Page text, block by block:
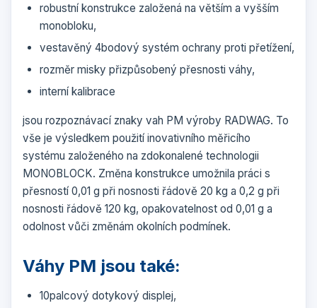
robustní konstrukce založená na větším a vyšším
monobloku,
vestavěný 4bodový systém ochrany proti přetížení,
rozměr misky přizpůsobený přesnosti váhy,
interní kalibrace
jsou rozpoznávací znaky vah PM výroby RADWAG. To
vše je výsledkem použití inovativního měřicího
systému založeného na zdokonalené technologii
MONOBLOCK. Změna konstrukce umožnila práci s
přesností 0,01 g při nosnosti řádově 20 kg a 0,2 g při
nosnosti řádově 120 kg, opakovatelnost od 0,01 g a
odolnost vůči změnám okolních podmínek.
Váhy PM jsou také:
10palcový dotykový displej,